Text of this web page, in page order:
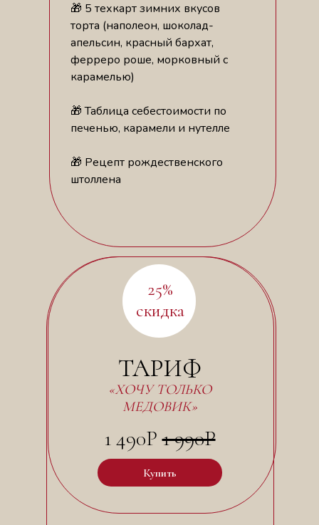
🎁 5 техкарт зимних вкусов
торта (наполеон, шоколад-
апельсин, красный бархат,
ферреро роше, морковный с
карамелью)
🎁 Таблица себестоимости по
печенью, карамели и нутелле
🎁 Рецепт рождественского
штоллена
ТАРИФ
1 490Р1 990Р
«ХОЧУ ТОЛЬКО
МЕДОВИК»
25%
скидка
Купить